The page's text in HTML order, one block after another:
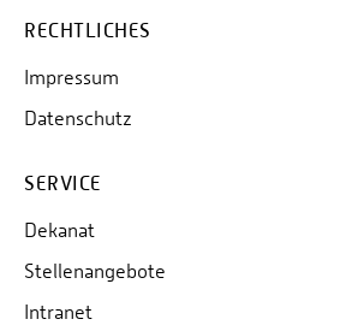
RECHTLICHES
Impressum
Datenschutz
SERVICE
Dekanat
Stellenangebote
Intranet